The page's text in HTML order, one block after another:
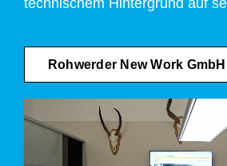
Rohwerder New Work GmbH